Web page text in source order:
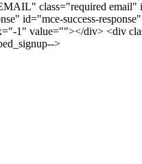
class="required
id="mce-success-
1" value=""></div> <div
>